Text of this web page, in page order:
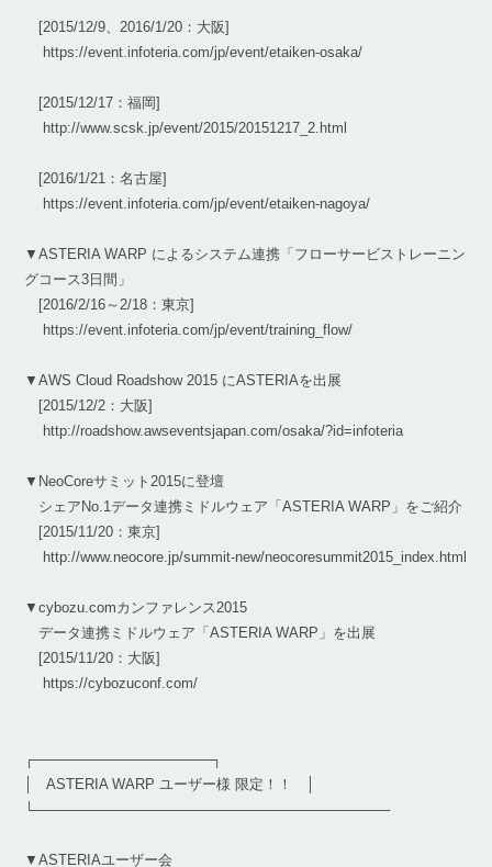
[2015/12/9、2016/1/20：大阪]
https://event.infoteria.com/jp/event/etaiken-osaka/
[2015/12/17：福岡]
http://www.scsk.jp/event/2015/20151217_2.html
[2016/1/21：名古屋]
https://event.infoteria.com/jp/event/etaiken-nagoya/
▼ASTERIA WARP によるシステム連携「フローサービストレーニン
グコース3日間」
[2016/2/16～2/18：東京]
https://event.infoteria.com/jp/event/training_flow/
▼AWS Cloud Roadshow 2015 にASTERIAを出展
[2015/12/2：大阪]
http://roadshow.awseventsjapan.com/osaka/?id=infoteria
▼NeoCoreサミット2015に登壇
シェアNo.1データ連携ミドルウェア「ASTERIA WARP」をご紹介
[2015/11/20：東京]
http://www.neocore.jp/summit-new/neocoresummit2015_index.html
▼cybozu.comカンファレンス2015
データ連携ミドルウェア「ASTERIA WARP」を出展
[2015/11/20：大阪]
https://cybozuconf.com/
┌──────────────────┐
│ ASTERIA WARP ユーザー様 限定！！ │
└────────────────────────────────────
▼ASTERIAユーザー会